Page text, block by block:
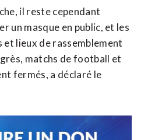
il reste cependant
un masque en public, et les
et lieux de rassemblement
matchs de football et
fermés, a déclaré le